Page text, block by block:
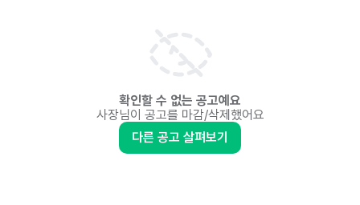
확인할 수 없는 공고예요
사장님이 공고를 마감/삭제했어요
다른 공고 살펴보기